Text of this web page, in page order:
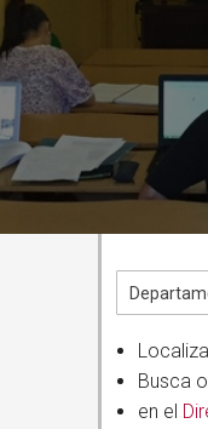
Busca
en el